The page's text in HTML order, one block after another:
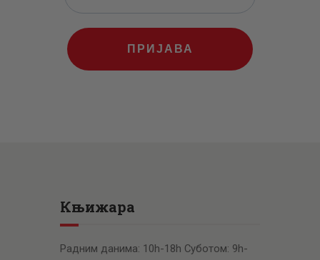
ПРИЈАВА
Књижара
Радним данима: 10h-18h Суботом: 9h-